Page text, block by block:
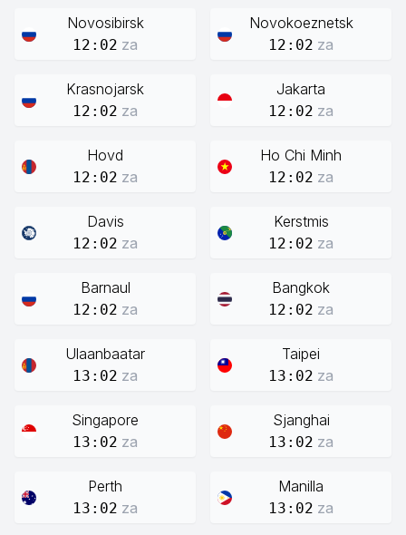
Novosibirsk
12:02 za
Novokoeznetsk
12:02 za
Krasnojarsk
12:02 za
Jakarta
12:02 za
Hovd
12:02 za
Ho Chi Minh
12:02 za
Davis
12:02 za
Kerstmis
12:02 za
Barnaul
12:02 za
Bangkok
12:02 za
Ulaanbaatar
13:02 za
Taipei
13:02 za
Singapore
13:02 za
Sjanghai
13:02 za
Perth
13:02 za
Manilla
13:02 za